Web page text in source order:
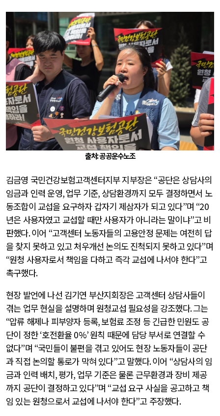
출처: 공공운수노조
김금영 국민건강보험고객센터지부 지부장은“공단은 상담사의
임금과 인력 운영,업무 기준, 상담환경까지 모두 결정하면서 노
동조합이 교섭을 요구하자 갑자기 제삼자가 되고 있다”며 “20
년은 사용자였고 교섭할 때만 사용자가 아니라는 말이냐”고 비
판했다.이어 “고객센터 노동자들의 고용안정 문제는 여전히 답
을 찾지 못하고 있고 처우개선 논의도 진척되지 못하고 있다”며
“원청 사용자로서 책임을 다하고 즉각 교섭에 나서야 한다”고
촉구했다.
현장 발언에 나선 김기연 부산지회장은 고객센터 상담사들이
겪는 업무 현실을 설명하며 원청교섭 필요성을 강조했다.그는
“압류 해제나 피부양자 등록,보험료 조정 등 긴급한 민원도 공
단이 정한‘호전환율0%’원칙 때문에 담당 부서로 연결할 수
없다”며 “국민들이 불편을 겪고 있어도 현장 노동자들이 공단
과 직접 논의할 통로가 막혀 있다”고 말했다.이어 “상담사의 임
금과 인력 배치,평가, 업무 기준은 물론 근무환경과 장비 제공
까지 공단이 결정하고 있다”며 “교섭 요구 사실을 공고하고 책
임 있는 원청으로서 교섭에 나서야 한다”고 주장했다.